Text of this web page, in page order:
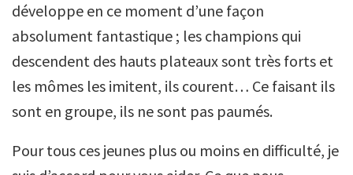
développe en ce moment d’une façon
absolument fantastique ; les champions qui
descendent des hauts plateaux sont très forts et
les mômes les imitent, ils courent… Ce faisant ils
sont en groupe, ils ne sont pas paumés.
Pour tous ces jeunes plus ou moins en difficulté, je